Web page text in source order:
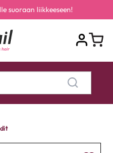
suoraan liikkeeseen!